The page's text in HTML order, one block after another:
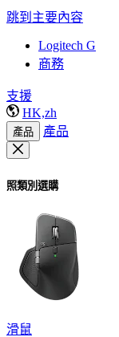
跳到主要內容
Logitech G
商務
支援
HK,zh
產品 產品
照類別選購
滑鼠